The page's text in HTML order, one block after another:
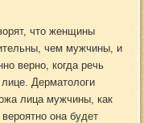
что женщины
чем мужчины, и
верно, когда речь
Дерматологи
лица мужчины, как
она будет